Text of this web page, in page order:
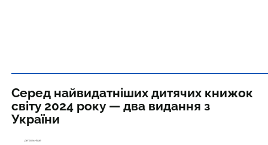
Серед найвидатніших дитячих книжок
світу 2024 року — два видання з
України
детал ьніше